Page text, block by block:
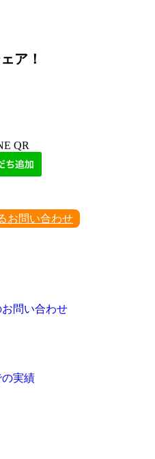
ア！
お問い合わせ
問い合わせ
実績